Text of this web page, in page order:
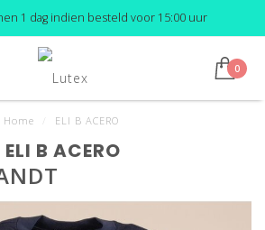
1 dag indien besteld voor 15:00 uur
0
Home ELI B ACERO
ELI B ACERO